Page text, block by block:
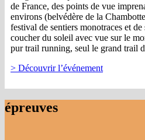
de France, des points de vue
environs (belvédère de la
festival de sentiers monotraces et de
coucher du soleil avec vue sur le
pur trail running, seul le grand trail
> Découvrir l’événement
épreuves